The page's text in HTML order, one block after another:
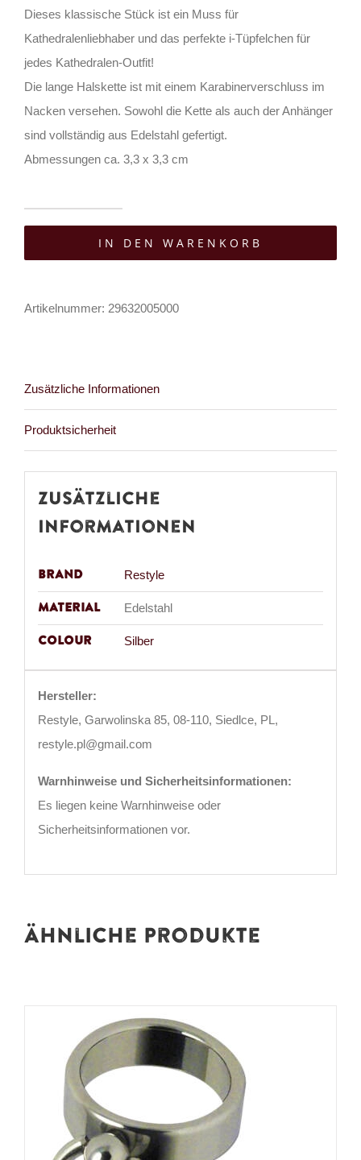
Dieses klassische Stück ist ein Muss für
Kathedralenliebhaber und das perfekte i-Tüpfelchen für
jedes Kathedralen-Outfit!
Die lange Halskette ist mit einem Karabinerverschluss im
Nacken versehen. Sowohl die Kette als auch der Anhänger
sind vollständig aus Edelstahl gefertigt.
Abmessungen ca. 3,3 x 3,3 cm
HalsketteIN DEN WARENKORB
Artikelnummer: 29632005000
Zusätzliche Informationen
Produktsicherheit
Zusätzliche
Informationen
Brand Restyle
Material Edelstahl
Colour Silber
Hersteller:
Restyle, Garwolinska 85, 08-110, Siedlce, PL,
restyle.pl@gmail.com
Warnhinweise und Sicherheitsinformationen:
Es liegen keine Warnhinweise oder
Sicherheitsinformationen vor.
Ähnliche Produkte